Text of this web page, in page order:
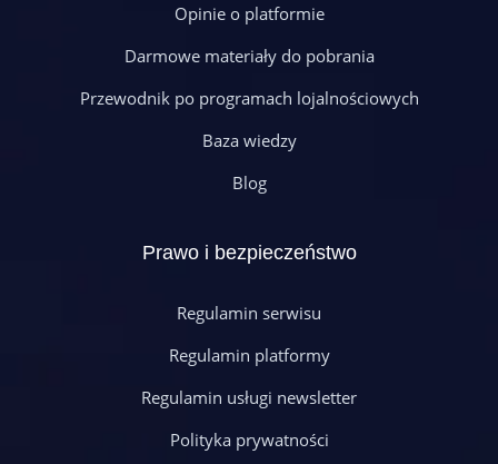
Opinie o platformie
Darmowe materiały do pobrania
Przewodnik po programach lojalnościowych
Baza wiedzy
Blog
Prawo i bezpieczeństwo
Regulamin serwisu
Regulamin platformy
Regulamin usługi newsletter
Polityka prywatności